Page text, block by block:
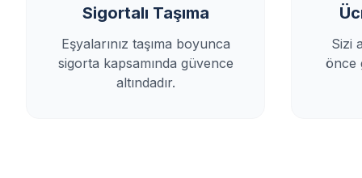
Sigortalı Taşıma
Eşyalarınız taşıma boyunca
sigorta kapsamında güvence
altındadır.
Sizi
önce